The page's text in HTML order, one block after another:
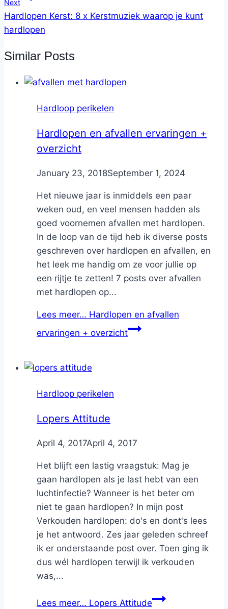
Next
Hardlopen Kerst: 8 x Kerstmuziek waarop je kunt
hardlopen
Similar Posts
Hardloop perikelen
Hardlopen en afvallen ervaringen +
overzicht
ByNicole
January 23, 2018September 1, 2024
Het nieuwe jaar is inmiddels een paar
weken oud, en veel mensen hadden als
goed voornemen afvallen met hardlopen.
In de loop van de tijd heb ik diverse posts
geschreven over hardlopen en afvallen, en
het leek me handig om ze voor jullie op
een rijtje te zetten! 7 posts over afvallen
met hardlopen op...
Lees meer… Hardlopen en afvallen
ervaringen + overzicht
Hardloop perikelen
Lopers Attitude
ByNicole
April 4, 2017April 4, 2017
Het blijft een lastig vraagstuk: Mag je
gaan hardlopen als je last hebt van een
luchtinfectie? Wanneer is het beter om
niet te gaan hardlopen? In mijn post
Verkouden hardlopen: do's en dont's lees
je het antwoord. Zes jaar geleden schreef
ik er onderstaande post over. Toen ging ik
dus wél hardlopen terwijl ik verkouden
was,...
Lees meer… Lopers Attitude